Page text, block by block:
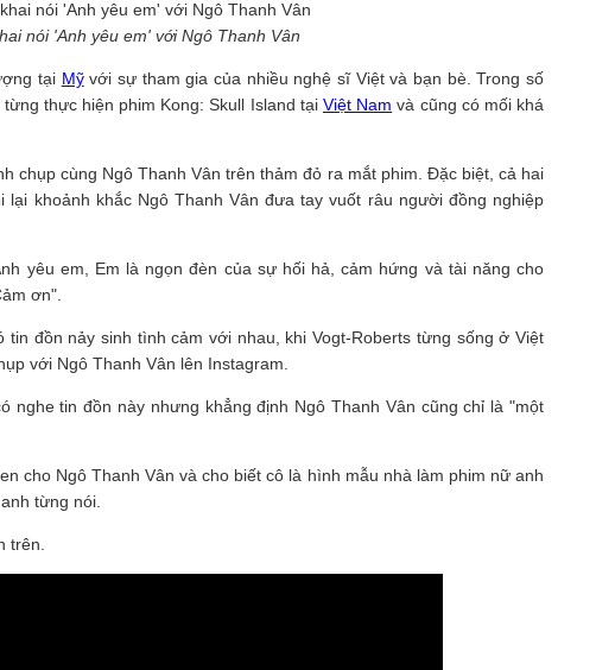
nói 'Anh yêu em' với Ngô Thanh Vân
tại Mỹvới sự tham gia của nhiều nghệ sĩ Việt và bạn bè. Trong số
thực hiện phim Kong: Skull Island tại Việt Nam và cũng có mối khá
chụp cùng Ngô Thanh Vân trên thảm đỏ ra mắt phim. Đặc biệt, cả hai
khoảnh khắc Ngô Thanh Vân đưa tay vuốt râu người đồng nghiệp
yêu em, Em là ngọn đèn của sự hối hả, cảm hứng và tài năng cho
ơn".
đồn nảy sinh tình cảm với nhau, khi Vogt-Roberts từng sống ở Việt
với Ngô Thanh Vân lên Instagram.
nghe tin đồn này nhưng khẳng định Ngô Thanh Vân cũng chỉ là "một
cho Ngô Thanh Vân và cho biết cô là hình mẫu nhà làm phim nữ anh
từng nói.
trên.